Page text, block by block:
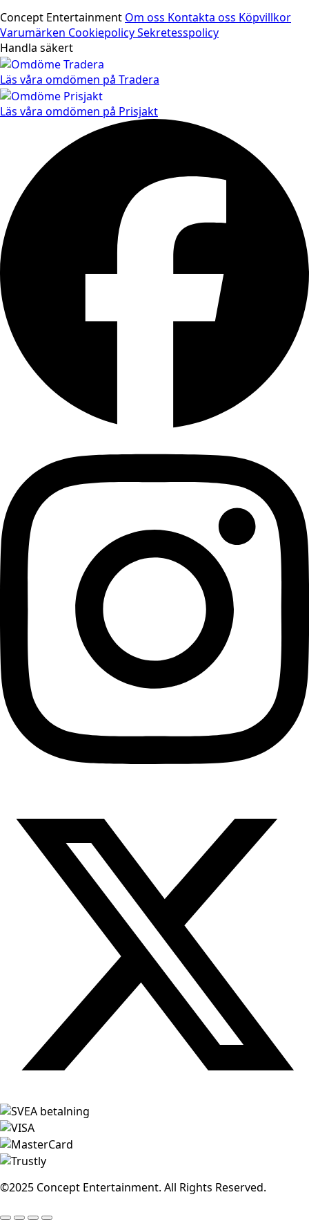
Concept Entertainment Om oss Kontakta oss Köpvillkor
Varumärken CookiepolicySekretesspolicy
Handla säkert
Läs våra omdömen på Tradera
Läs våra omdömen på Prisjakt
©2025 Concept Entertainment. All Rights Reserved.